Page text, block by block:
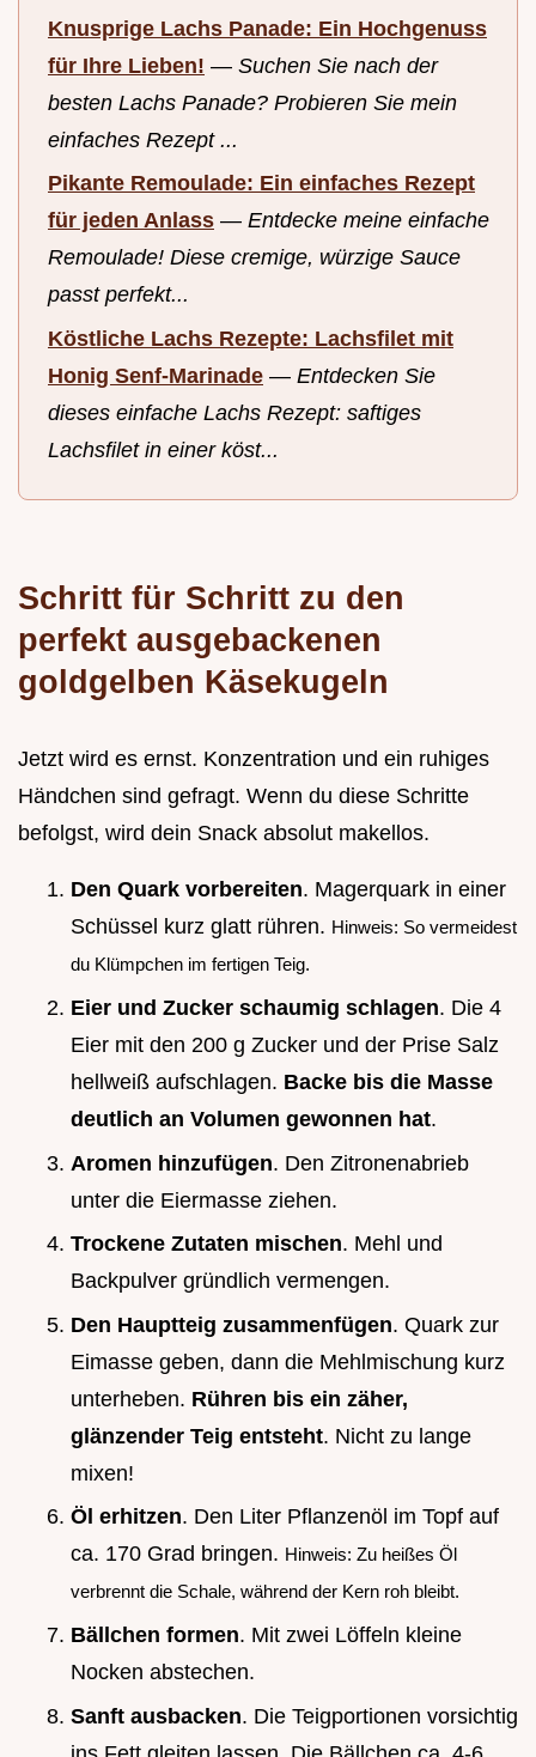
Knusprige Lachs Panade: Ein Hochgenuss
für Ihre Lieben! — Suchen Sie nach der
besten Lachs Panade? Probieren Sie mein
einfaches Rezept ...
Pikante Remoulade: Ein einfaches Rezept
für jeden Anlass — Entdecke meine einfache
Remoulade! Diese cremige, würzige Sauce
passt perfekt...
Köstliche Lachs Rezepte: Lachsfilet mit
Honig Senf-Marinade — Entdecken Sie
dieses einfache Lachs Rezept: saftiges
Lachsfilet in einer köst...
Schritt für Schritt zu den
perfekt ausgebackenen
goldgelben Käsekugeln
Jetzt wird es ernst. Konzentration und ein ruhiges
Händchen sind gefragt. Wenn du diese Schritte
befolgst, wird dein Snack absolut makellos.
Den Quark vorbereiten. Magerquark in einer
Schüssel kurz glatt rühren. Hinweis: So vermeidest
du Klümpchen im fertigen Teig.
Eier und Zucker schaumig schlagen. Die 4
Eier mit den 200 g Zucker und der Prise Salz
hellweiß aufschlagen. Backe bis die Masse
deutlich an Volumen gewonnen hat.
Aromen hinzufügen. Den Zitronenabrieb
unter die Eiermasse ziehen.
Trockene Zutaten mischen. Mehl und
Backpulver gründlich vermengen.
Den Hauptteig zusammenfügen. Quark zur
Eimasse geben, dann die Mehlmischung kurz
unterheben. Rühren bis ein zäher,
glänzender Teig entsteht. Nicht zu lange
mixen!
Öl erhitzen. Den Liter Pflanzenöl im Topf auf
ca. 170 Grad bringen. Hinweis: Zu heißes Öl
verbrennt die Schale, während der Kern roh bleibt.
Bällchen formen. Mit zwei Löffeln kleine
Nocken abstechen.
Sanft ausbacken. Die Teigportionen vorsichtig